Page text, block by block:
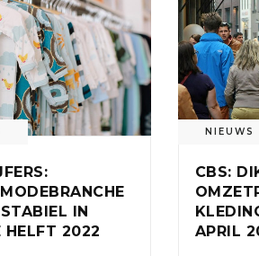
IN
HELFT 2022
NIEUWS
CBS:
APRIL